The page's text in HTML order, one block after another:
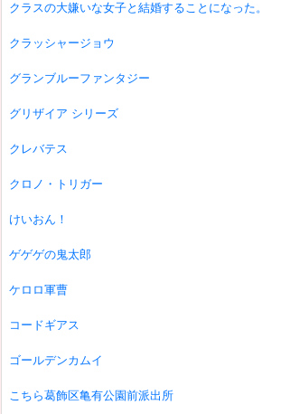
クラスの大嫌いな女子と結婚することになった。
クラッシャージョウ
グランブルーファンタジー
グリザイア シリーズ
クレバテス
クロノ・トリガー
けいおん！
ゲゲゲの鬼太郎
ケロロ軍曹
コードギアス
ゴールデンカムイ
こちら葛飾区亀有公園前派出所